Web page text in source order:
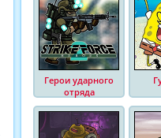
Герои ударного
отряда